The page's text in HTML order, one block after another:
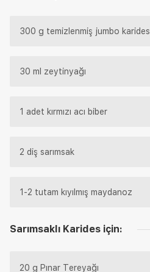
300 g temizlenmiş jumbo karides
30 ml zeytinyağı
1 adet kırmızı acı biber
2 diş sarımsak
1-2 tutam kıyılmış maydanoz
Sarımsaklı Karides için:
20 g Pınar Tereyağı